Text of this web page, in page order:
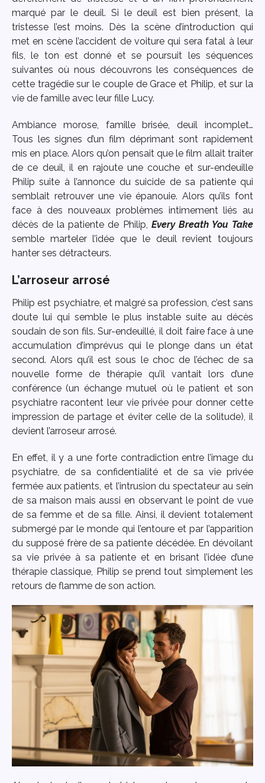
marqué par le deuil. Si le deuil est bien présent, la
tristesse l’est moins. Dès la scène d’introduction qui
met en scène l’accident de voiture qui sera fatal à leur
fils, le ton est donné et se poursuit les séquences
suivantes où nous découvrons les conséquences de
cette tragédie sur le couple de Grace et Philip, et sur la
vie de famille avec leur fille Lucy.
Ambiance morose, famille brisée, deuil incomplet…
Tous les signes d’un film déprimant sont rapidement
mis en place. Alors qu’on pensait que le film allait traiter
de ce deuil, il en rajoute une couche et sur-endeuille
Philip suite à l’annonce du suicide de sa patiente qui
semblait retrouver une vie épanouie. Alors qu’ils font
face à des nouveaux problèmes intimement liés au
décès de la patiente de Philip, Every Breath You Take
semble marteler l’idée que le deuil revient toujours
hanter ses détracteurs.
L’arroseur arrosé
Philip est psychiatre, et malgré sa profession, c’est sans
doute lui qui semble le plus instable suite au décès
soudain de son fils. Sur-endeuillé, il doit faire face à une
accumulation d’imprévus qui le plonge dans un état
second. Alors qu’il est sous le choc de l’échec de sa
nouvelle forme de thérapie qu’il vantait lors d’une
conférence (un échange mutuel où le patient et son
psychiatre racontent leur vie privée pour donner cette
impression de partage et éviter celle de la solitude), il
devient l’arroseur arrosé.
En effet, il y a une forte contradiction entre l’image du
psychiatre, de sa confidentialité et de sa vie privée
fermée aux patients, et l’intrusion du spectateur au sein
de sa maison mais aussi en observant le point de vue
de sa femme et de sa fille. Ainsi, il devient totalement
submergé par le monde qui l’entoure et par l’apparition
du supposé frère de sa patiente décédée. En dévoilant
sa vie privée à sa patiente et en brisant l’idée d’une
thérapie classique, Philip se prend tout simplement les
retours de flamme de son action.